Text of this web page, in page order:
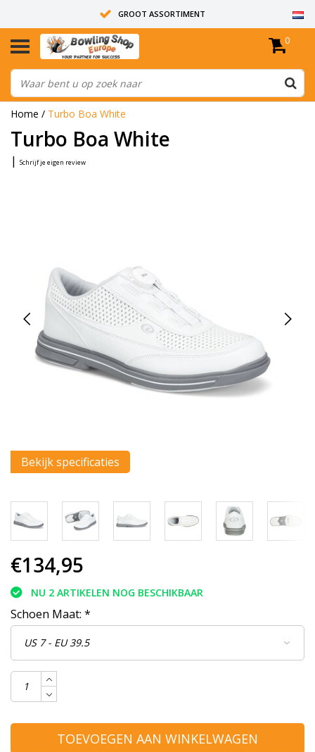
GROOT ASSORTIMENT
14 DAGEN RETOUR RECHT
ALLE BOWLINGBALLEN ZIJN ONGEBOORD
0
Home / Turbo Boa White
Turbo Boa White
| Schrijf je eigen review
Bekijk specificaties
€134,95
NU 2 ARTIKELEN NOG BESCHIKBAAR
Schoen Maat: *
TOEVOEGEN AAN WINKELWAGEN